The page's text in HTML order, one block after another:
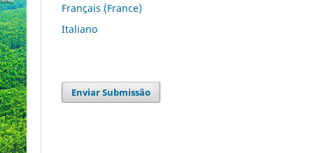
Français (France)
Italiano
Enviar Submissão